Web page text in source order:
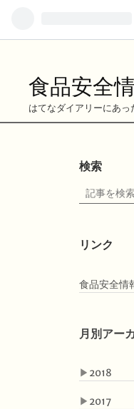
食品安全
はてなダイアリーにあ
検索
リンク
食品安全情
月別アー
▶ 2018
▶ 2017